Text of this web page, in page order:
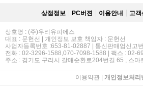
상점정보 PC버젼 이용안내 고객
상호명 : (주)우리유피에스
대표 : 문헌선 | 개인정보 보호 책임자 : 문헌선
사업자등록번호 :653-81-02887 | 통신판매업신고
전화 : 02-3296-1588,070-7098-1588 | 팩스 : 02-
주소 : 경기도 구리시 갈매순환로204번길 65 , 스마
이용약관| 개인정보처리